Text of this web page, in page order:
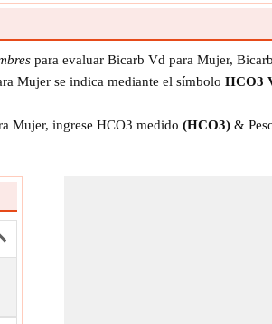
para evaluar Bicarb Vd para Mujer,
Mujer se indica mediante el símbolo HCO3
Mujer, ingrese HCO3 medido (HCO3) &